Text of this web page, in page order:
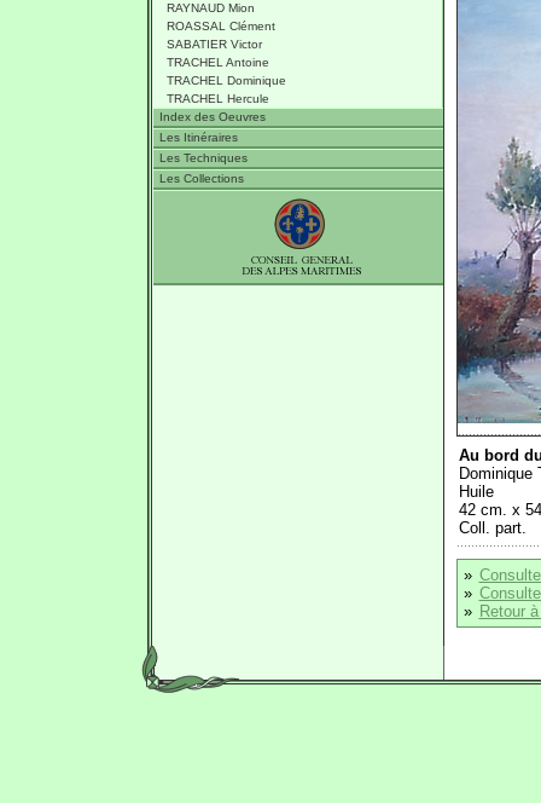
RAYNAUD Mion
ROASSAL Clément
SABATIER Victor
TRACHEL Antoine
TRACHEL Dominique
TRACHEL Hercule
Index des Oeuvres
Les Itinéraires
Les Techniques
Les Collections
Au bord
Dominique
Huile
42 cm. x
Coll. part.
»
»
» Retour